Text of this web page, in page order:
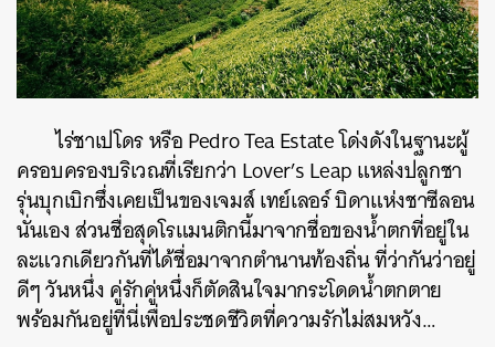
ไร่ชาเปโดร หรือ Pedro Tea Estate โด่งดังในฐานะผู้
ครอบครองบริเวณที่เรียกว่า Lover’s Leap แหล่งปลูกชา
รุ่นบุกเบิกซึ่งเคยเป็นของเจมส์ เทย์เลอร์ บิดาแห่งชาซีลอน
นั่นเอง ส่วนชื่อสุดโรแมนติกนี้มาจากชื่อของน้ำตกที่อยู่ใน
ละแวกเดียวกันที่ได้ชื่อมาจากตำนานท้องถิ่น ที่ว่ากันว่าอยู่
ดีๆ วันหนึ่ง คู่รักคู่หนึ่งก็ตัดสินใจมากระโดดน้ำตกตาย
พร้อมกันอยู่ที่นี่เพื่อประชดชีวิตที่ความรักไม่สมหวัง…